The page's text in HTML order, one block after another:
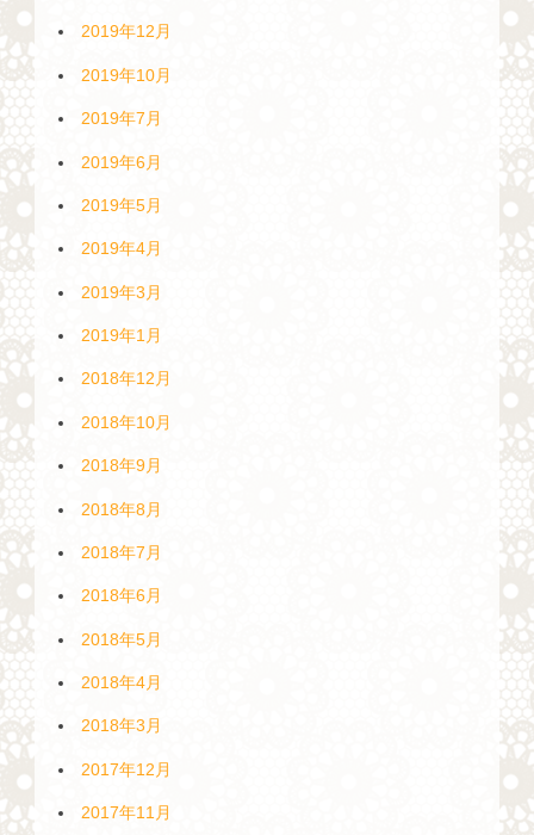
2019年12月
2019年10月
2019年7月
2019年6月
2019年5月
2019年4月
2019年3月
2019年1月
2018年12月
2018年10月
2018年9月
2018年8月
2018年7月
2018年6月
2018年5月
2018年4月
2018年3月
2017年12月
2017年11月